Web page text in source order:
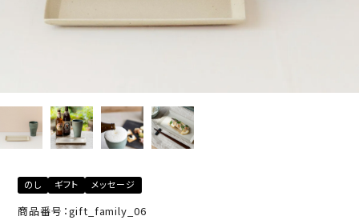
のし ギフト メッセージ
商品番号：gift_family_06